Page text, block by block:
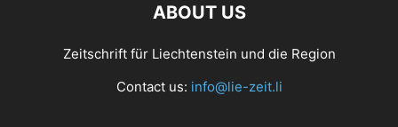
ABOUT US
Zeitschrift für Liechtenstein und die Region
Contact us: info@lie-zeit.li